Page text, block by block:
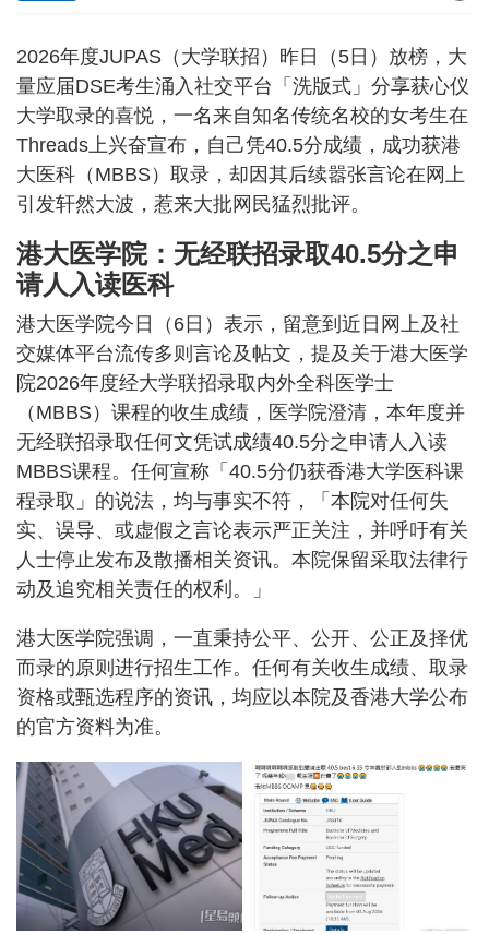
2026年度JUPAS（大学联招）昨日（5日）放榜，大
量应届DSE考生涌入社交平台「洗版式」分享获心仪
大学取录的喜悦，一名来自知名传统名校的女考生在
Threads上兴奋宣布，自己凭40.5分成绩，成功获港
大医科（MBBS）取录，却因其后续嚣张言论在网上
引发轩然大波，惹来大批网民猛烈批评。
港大医学院：无经联招录取40.5分之申
请人入读医科
港大医学院今日（6日）表示，留意到近日网上及社
交媒体平台流传多则言论及帖文，提及关于港大医学
院2026年度经大学联招录取内外全科医学士
（MBBS）课程的收生成绩，医学院澄清，本年度并
无经联招录取任何文凭试成绩40.5分之申请人入读
MBBS课程。任何宣称「40.5分仍获香港大学医科课
程录取」的说法，均与事实不符，「本院对任何失
实、误导、或虚假之言论表示严正关注，并呼吁有关
人士停止发布及散播相关资讯。本院保留采取法律行
动及追究相关责任的权利。」
港大医学院强调，一直秉持公平、公开、公正及择优
而录的原则进行招生工作。任何有关收生成绩、取录
资格或甄选程序的资讯，均应以本院及香港大学公布
的官方资料为准。